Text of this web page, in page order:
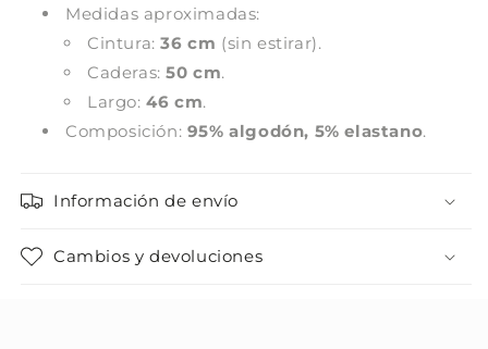
Medidas aproximadas:
Cintura:36 cm (sin estirar).
Caderas:50 cm.
Largo:46 cm.
Composición: 95% algodón, 5% elastano.
Información de envío
Cambios y devoluciones